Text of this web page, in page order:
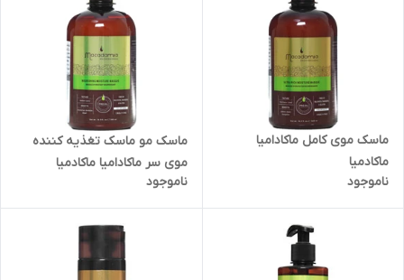
ماسک موی کامل ماکادامیا
ماکادمیا
ناموجود
ماسک مو ماسک تغذیه کننده
موی سر ماکادامیا ماکادمیا
ناموجود